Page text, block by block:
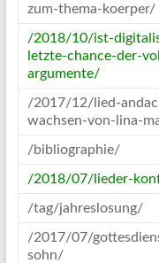
zum-thema-koerper/
/2018/10/ist-
letzte-chance-der-
argumente/
/2017/12/lied-
wachsen-von-lina-
/bibliographie/
/2018/07/lieder-
/tag/jahreslosung/
/2017/07/
sohn/